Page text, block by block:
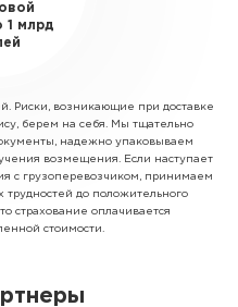
1 млрд
Риски, возникающие при доставке
берем на себя. Мы тщательно
надежно упаковываем
возмещения. Если наступает
с грузоперевозчиком, принимаем
до положительного
страхование оплачивается
стоимости.